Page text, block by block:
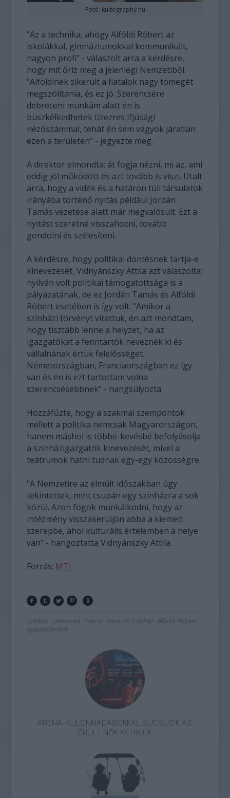
Fotó: kultography.hu
"Az a technika, ahogy Alföldi Róbert az
iskolákkal, gimnáziumokkal kommunikált,
nagyon profi" - válaszolt arra a kérdésre,
hogy mit őriz meg a jelenlegi Nemzetiből.
"Alföldinek sikerült a fiatalok nagy tömegét
megszólítania, és ez jó. Szerencsére
debreceni munkám alatt én is
büszkélkedhetek tízezres ifjúsági
nézőszámmal, tehát én sem vagyok járatlan
ezen a területen" - jegyezte meg.
A direktor elmondta: át fogja nézni, mi az, ami
eddig jól működött és azt tovább is viszi. Utalt
arra, hogy a vidék és a határon túli társulatok
irányába történő nyitás például Jordán
Tamás vezetése alatt már megvalósult. Ezt a
nyitást szeretné visszahozni, tovább
gondolni és szélesíteni.
A kérdésre, hogy politikai döntésnek tartja-e
kinevezését, Vidnyánszky Attila azt válaszolta:
nyilván volt politikai támogatottsága is a
pályázatának, de ez Jordán Tamás és Alföldi
Róbert esetében is így volt. "Amikor a
színházi törvényt vitattuk, én azt mondtam,
hogy tisztább lenne a helyzet, ha az
igazgatókat a fenntartók neveznék ki és
vállalnának értük felelősséget.
Németországban, Franciaországban ez így
van és én is ezt tartottam volna
szerencsésebbnek" - hangsúlyozta.
Hozzáfűzte, hogy a szakmai szempontok
mellett a politika nemcsak Magyarországon,
hanem máshol is többé-kevésbé befolyásolja
a színházigazgatók kinevezését, mivel a
teátrumok hatni tudnak egy-egy közösségre.
"A Nemzetire az elmúlt időszakban úgy
tekintettek, mint csupán egy színházra a sok
közül. Azon fogok munkálkodni, hogy az
intézmény visszakerüljön abba a kiemelt
szerepbe, ahol kulturális értelemben a helye
van" - hangoztatta Vidnyánszky Attila.
Forrás: MTI
Színház Debrecen Interjú Nemzeti Színház Alföldi Róbert
Igazgatóváltás
ARÉNA-KÜLÖNKIADÁSOKKAL BÚCSÚZIK AZ
ŐRÜLT NŐK KETRECE